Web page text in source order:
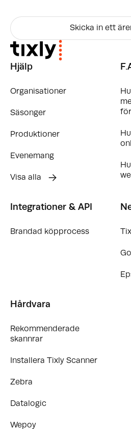
Skicka in ett
Hjälp
Organisationer
Säsonger
Produktioner
Evenemang
Visa alla
Integrationer & API
Brandad köpprocess
Hårdvara
Rekommenderade
skannrar
Installera Tixly Scanner
Zebra
Datalogic
Wepoy